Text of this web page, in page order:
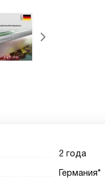
2 года
Германия*